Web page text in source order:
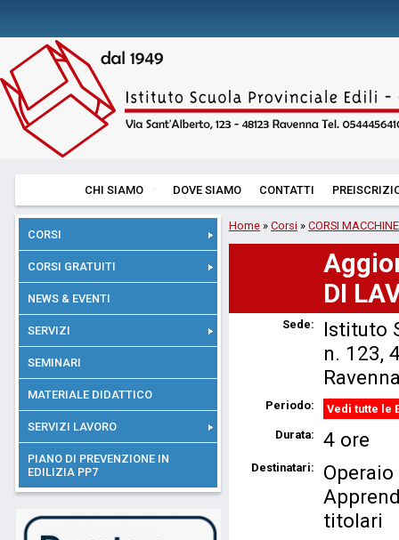
CHI SIAMO DOVE SIAMO CONTATTI
CORSI
CORSI GRATUITI
NEWS & EVENTI
SERVIZI
SEMINARI
MATERIALE DIDATTICO
SERVIZI LAVORO
PIANO DI PREVENZIONE IN
EDILIZIA PP7
Home » Corsi » CORSI MACCHINE
DI
Sede:
Istituto
n. 123,
Periodo:
Vedi tutte le
Durata:
4 ore
Destinatari:
Operaio
titolari